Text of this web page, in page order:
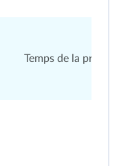
Temps de la prop.